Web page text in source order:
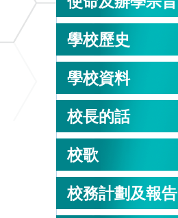
學校歷史
學校資料
校長的話
校歌
校務計劃及報告